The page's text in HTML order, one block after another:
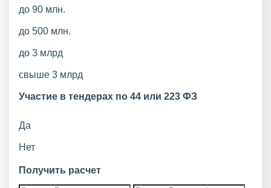
до 90 млн.
до 500 млн.
до 3 млрд
свыше 3 млрд
Участие в тендерах по 44 или 223 ФЗ
Да
Нет
Получить расчет